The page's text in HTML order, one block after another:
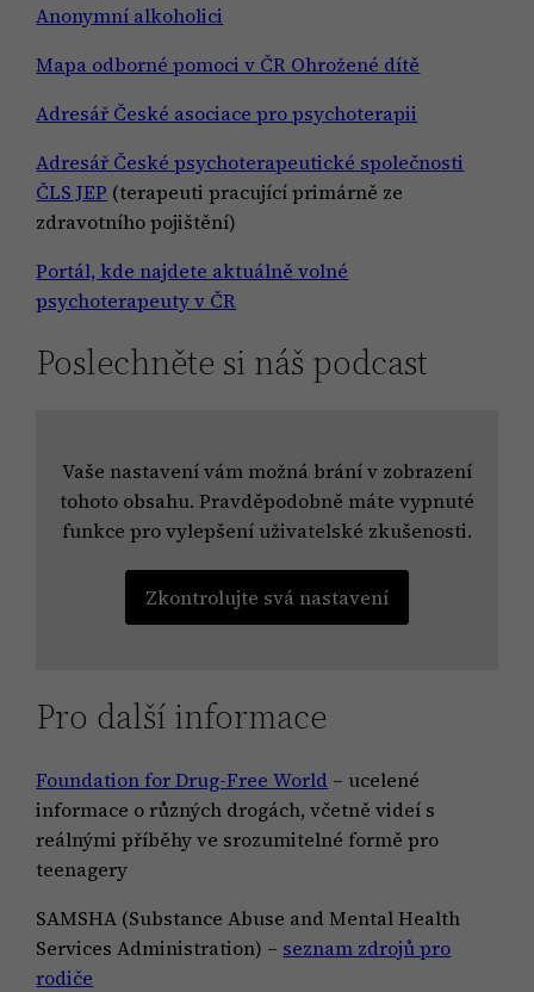
Anonymní alkoholici
Mapa odborné pomoci v ČR Ohrožené dítě
Adresář České asociace pro psychoterapii
Adresář České psychoterapeutické společnosti
ČLS JEP (terapeuti pracující primárně ze
zdravotního pojištění)
Portál, kde najdete aktuálně volné
psychoterapeuty v ČR
Poslechněte si náš podcast
Vaše nastavení vám možná brání v zobrazení
tohoto obsahu. Pravděpodobně máte vypnuté
funkce pro vylepšení uživatelské zkušenosti.
Zkontrolujte svá nastavení
Pro další informace
Foundation for Drug-Free World – ucelené
informace o různých drogách, včetně videí s
reálnými příběhy ve srozumitelné formě pro
teenagery
SAMSHA (Substance Abuse and Mental Health
Services Administration) – seznam zdrojů pro
rodiče